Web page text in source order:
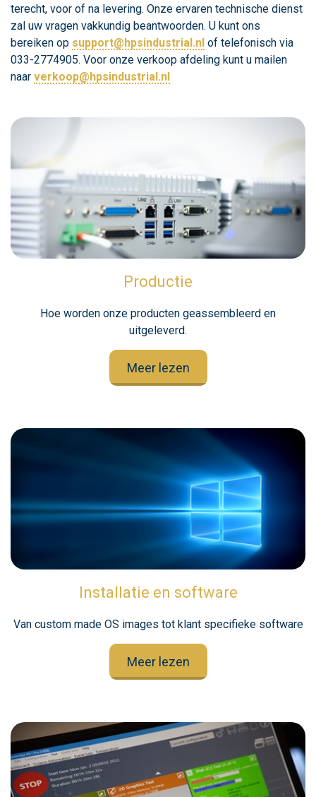
terecht, voor of na levering. Onze ervaren technische dienst
zal uw vragen vakkundig beantwoorden. U kunt ons
bereiken op support@hpsindustrial.nl of telefonisch via
033-2774905. Voor onze verkoop afdeling kunt u mailen
naar verkoop@hpsindustrial.nl
Productie
Hoe worden onze producten geassembleerd en
uitgeleverd.
Meer lezen
Installatie en software
Van custom made OS images tot klant specifieke software
Meer lezen